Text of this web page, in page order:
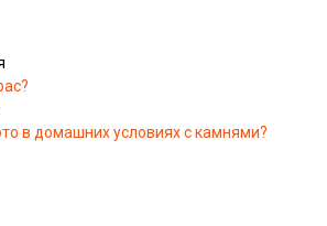
в домашних условиях с камнями?